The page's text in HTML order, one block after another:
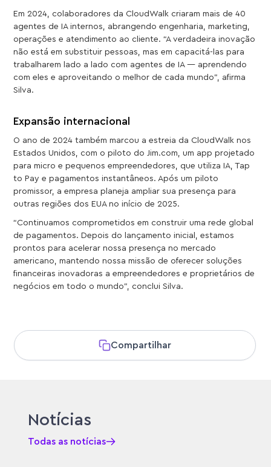
Em 2024, colaboradores da CloudWalk criaram mais de 40
agentes de IA internos, abrangendo engenharia, marketing,
operações e atendimento ao cliente. “A verdadeira inovação
não está em substituir pessoas, mas em capacitá-las para
trabalharem lado a lado com agentes de IA — aprendendo
com eles e aproveitando o melhor de cada mundo”, afirma
Silva.
Expansão internacional
O ano de 2024 também marcou a estreia da CloudWalk nos
Estados Unidos, com o piloto do Jim.com, um app projetado
para micro e pequenos empreendedores, que utiliza IA, Tap
to Pay e pagamentos instantâneos. Após um piloto
promissor, a empresa planeja ampliar sua presença para
outras regiões dos EUA no início de 2025.
“Continuamos comprometidos em construir uma rede global
de pagamentos. Depois do lançamento inicial, estamos
prontos para acelerar nossa presença no mercado
americano, mantendo nossa missão de oferecer soluções
financeiras inovadoras a empreendedores e proprietários de
negócios em todo o mundo”, conclui Silva.
Compartilhar
Notícias
Todas as notícias